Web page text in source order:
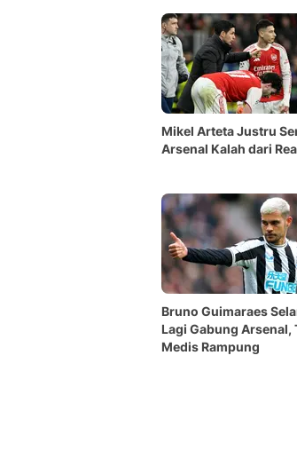
Mikel Arteta Justru
Arsenal Kalah dari
Bruno Guimaraes
Lagi Gabung Arsenal,
Medis Rampung